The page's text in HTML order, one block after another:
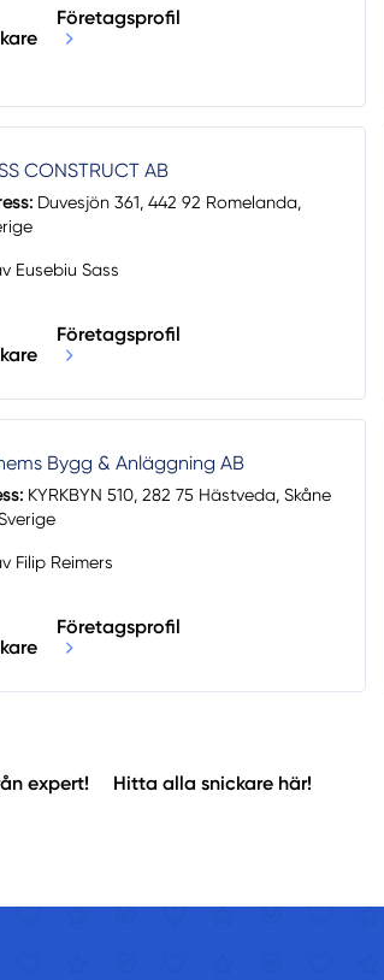
Företagsprofil
CONSTRUCT AB
Duvesjön 361, 442 92 Romelanda,
Eusebiu Sass
Företagsprofil
Bygg & Anläggning AB
KYRKBYN 510, 282 75 Hästveda, Skåne
Filip Reimers
Företagsprofil
expert! Hitta alla snickare här!